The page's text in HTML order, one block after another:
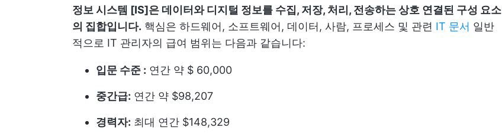
정보 시스템 [IS]은 데이터와 디지털 정보를 수집, 저장, 처리, 전송하는 상호 연결된 구성 요소
의 집합입니다. 핵심은 하드웨어, 소프트웨어, 데이터, 사람, 프로세스 및 관련 IT 문서 일반
적으로 IT 관리자의 급여 범위는 다음과 같습니다:
입문 수준 : 연간 약 $ 60,000
중간급: 연간 약 $98,207
경력자: 최대 연간 $148,329